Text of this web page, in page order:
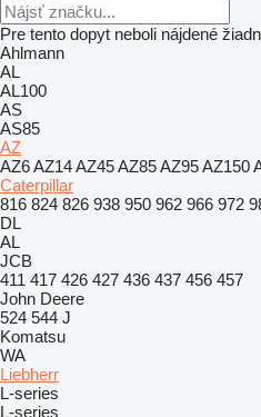
Pre tento dopyt neboli nájdené
Ahlmann
AL
AL100
AS
AS85
AZ
AZ6AZ14AZ45AZ85AZ95AZ150
Caterpillar
816 824 826 938 950 962 966 972
DL
AL
JCB
411 417 426 427 436 437 456 457
John Deere
524 544 J
Komatsu
WA
Liebherr
L-series
L-series